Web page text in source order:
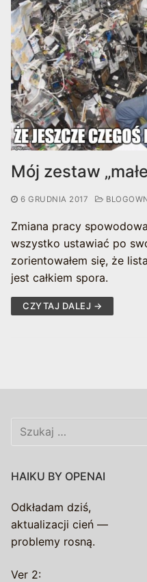
Mój zestaw
6 GRUDNIA 2017
Zmiana pracy
wszystko ustawiać po
zorientowałem się, że
jest całkiem spora.
CZYTAJ DALEJ →
Szukaj:
HAIKU BY OPENAI
Odkładam dziś,
aktualizacji cień —
problemy rosną.
Ver 2: